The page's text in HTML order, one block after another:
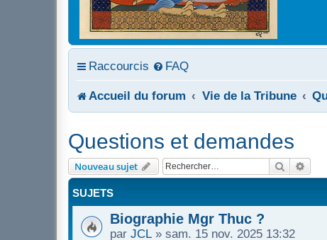
Raccourcis FAQ
Accueil du forum Vie de la Tribune
Questions et demandes
Nouveau sujet Rechercher
SUJETS
Biographie Mgr Thuc ?
par JCL » sam. 15 nov. 2025 13:32